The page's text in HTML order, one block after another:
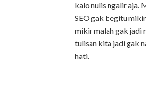
kalo nulis ngalir aja.
SEO gak begitu
mikir malah gak jadi
tulisan kita jadi gak
hati.